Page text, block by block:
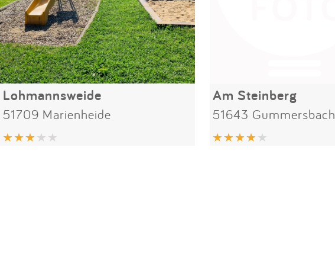
Lohmannsweide
51709 Marienheide
Am Steinberg
51643 Gummersbach